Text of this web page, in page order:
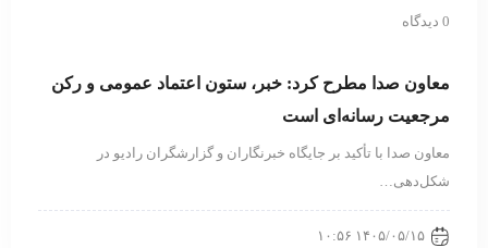
0 دیدگاه
معاون صدا مطرح کرد: خبر، ستون اعتماد عمومی و رکن
مرجعیت رسانه‌ای است
معاون صدا با تأکید بر جایگاه خبرنگاران و گزارشگران رادیو در
شکل‌دهی…
۱۴۰۵/۰۵/۱۵ ۱۰:۵۶